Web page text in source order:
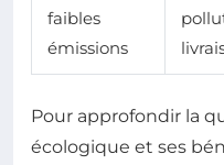
faibles
émissions
Pour approfondir la
écologique et ses